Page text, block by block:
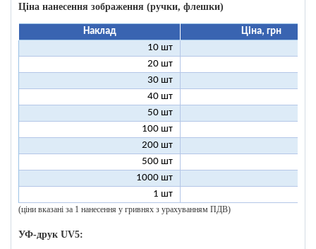
Ціна нанесення зображення (ручки, флешки)
Наклад
Ціна, грн
10 шт
20 шт
30 шт
40 шт
50 шт
100 шт
200 шт
500 шт
1000 шт
1 шт
(ціни вказані за 1 нанесення у гривнях з урахуванням ПДВ)
УФ-друк UV5: